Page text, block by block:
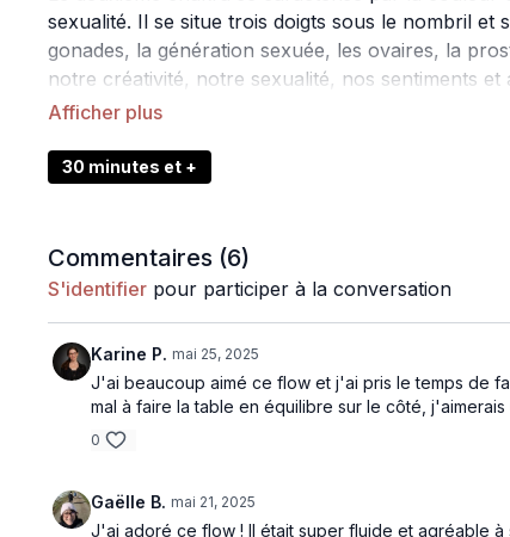
sexualité. Il se situe trois doigts sous le nombril et
gonades, la génération sexuée, les ovaires, la
notre créativité, notre sexualité, nos sentiments
source d'énergie profonde.
30 minutes et +
Commentaires (6)
S'identifier pour participer à la conversation
Karine P. mai 25, 2025
J'ai beaucoup aimé ce flow et j'ai pris le temps de
mal à faire la table en équilibre sur le côté,
0
Gaëlle B. mai 21, 2025
J'ai adoré ce flow ! Il était super fluide et agréable